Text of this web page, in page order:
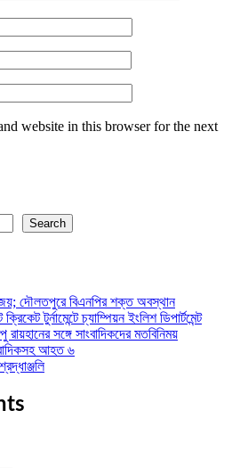
website in this browser for the next
Search
দৌলতপুরে বিএনপির শক্ত অবস্থান
ক্রিকেট টুর্নামেন্টে চ্যাম্পিয়ন ইংলিশ ডিপার্টমেন্ট
সঙ্গে সাংবাদিকদের মতবিনিময়
আহত ৬